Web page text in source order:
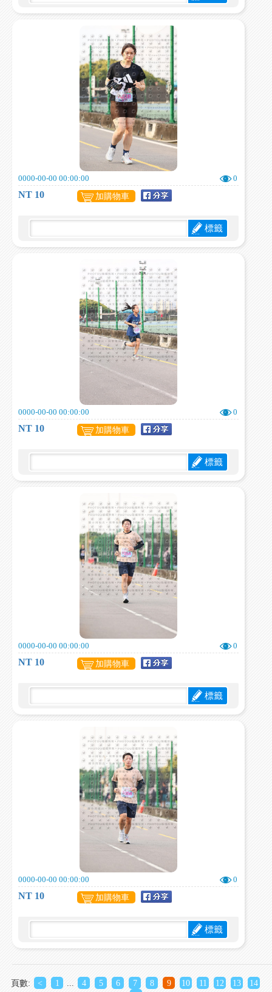
0000-00-00 00:00:00 0
NT 10 加購物車
標籤
0000-00-00 00:00:00 0
NT 10 加購物車
標籤
0000-00-00 00:00:00 0
NT 10 加購物車
標籤
0000-00-00 00:00:00 0
NT 10 加購物車
標籤
頁數: < 1 4 5 6 7 8 9 10 11 12 13
14